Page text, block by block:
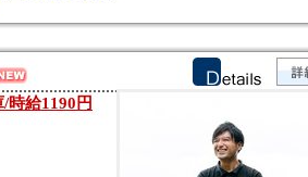
時給1190円